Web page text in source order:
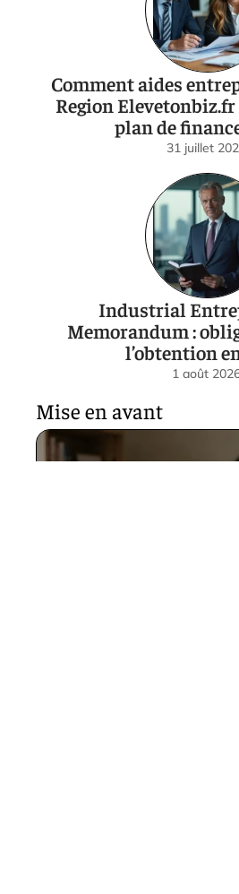
Comment aides
Region
plan de
31 juillet
Industrial
Memorandum :
l’obtention
1 août
Mise en avant